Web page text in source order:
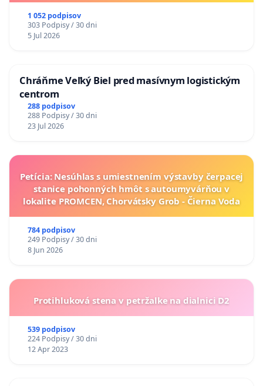
1 052 podpisov
303 Podpisy / 30 dni
5 Jul 2026
Chráňme Veľký Biel pred masívnym logistickým
centrom
288 podpisov
288 Podpisy / 30 dni
23 Jul 2026
Petícia: Nesúhlas s umiestnením výstavby čerpacej
stanice pohonných hmôt s autoumyvárňou v
lokalite PROMCEN, Chorvátsky Grob - Čierna Voda
784 podpisov
249 Podpisy / 30 dni
8 Jun 2026
Protihluková stena v petržalke na dialnici D2
539 podpisov
224 Podpisy / 30 dni
12 Apr 2023